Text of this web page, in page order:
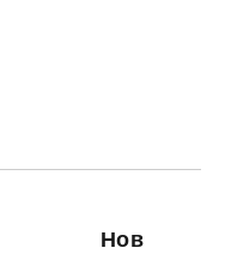
Нов